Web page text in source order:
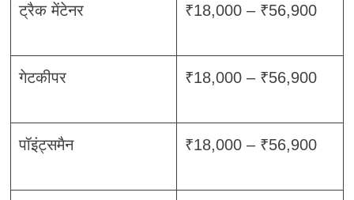
ट्रैक मेंटेनर ₹18,000 – ₹56,900
गेटकीपर ₹18,000 – ₹56,900
पॉइंट्समैन ₹18,000 – ₹56,900